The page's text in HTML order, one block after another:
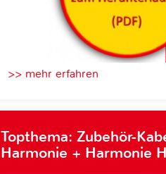
>> mehr erfahren
Topthema: Zubehör-
Harmonie + Harmonie